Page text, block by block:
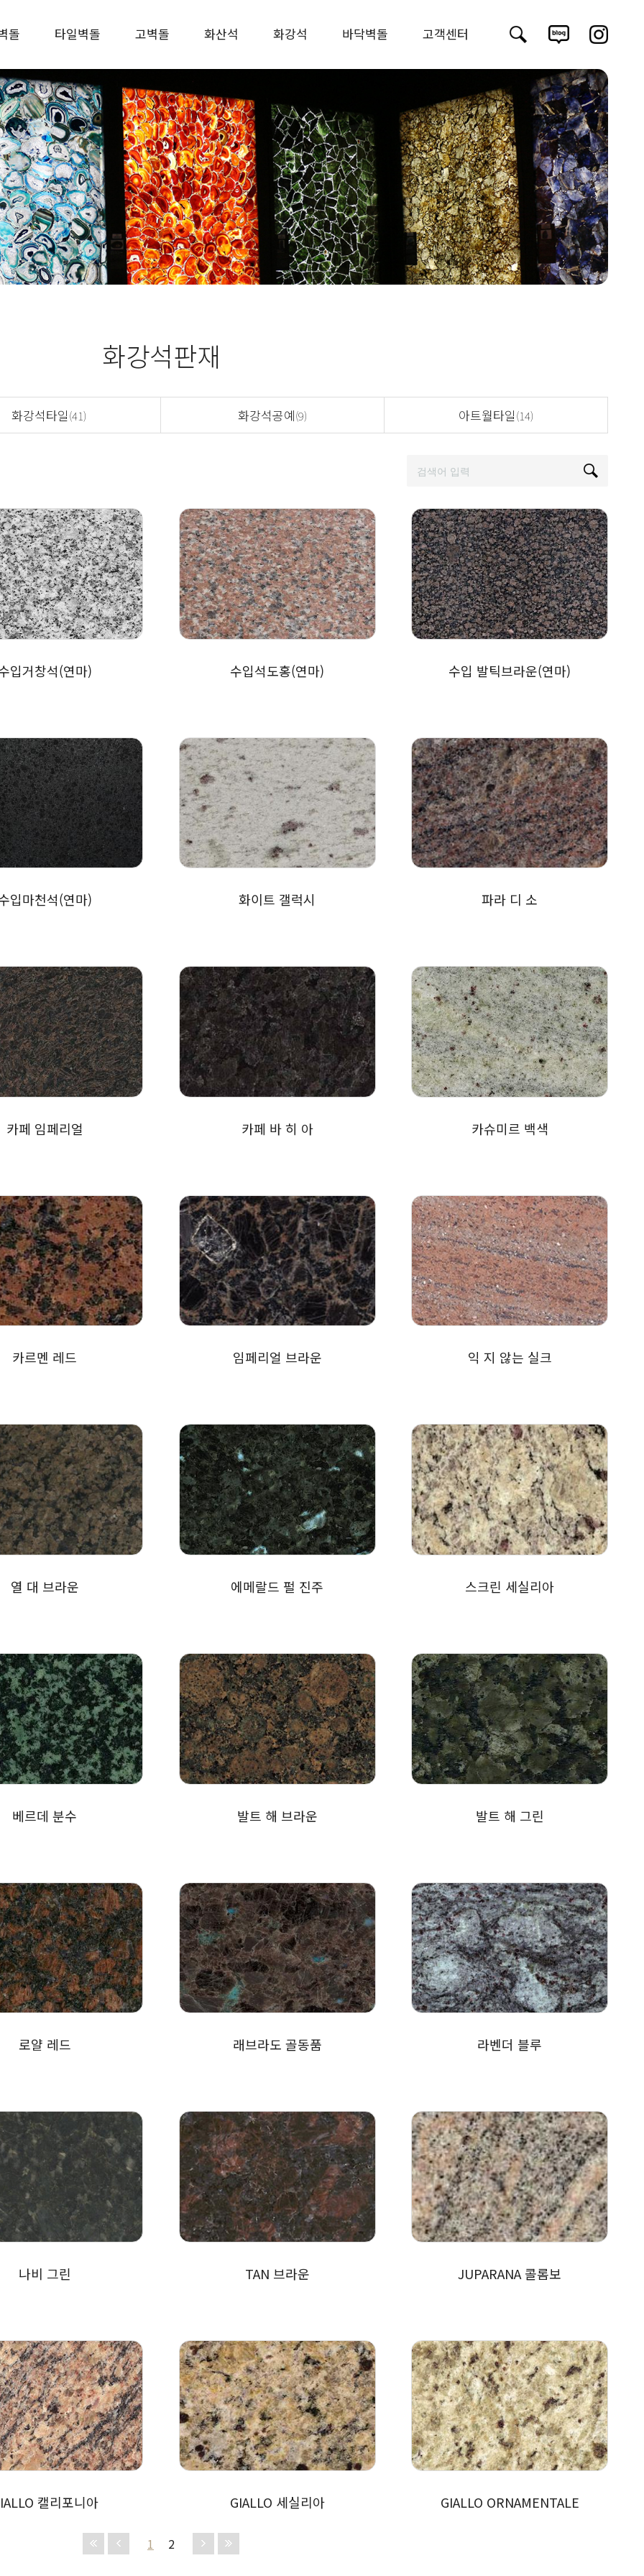
돌 타일벽돌 고벽돌 화산석 화강석 바닥벽돌 고객센터
화강석판재
화강석타일(41) 화강석공예(9) 아트월타일(14)
입거창석(연마) 수입석도홍(연마) 수입 발틱브라운(연마)
입마천석(연마) 화이트 갤럭시 파라 디 소
카페 임페리얼 카페 바 히 아 카슈미르 백색
카르멘 레드 임페리얼 브라운 익 지 않는 실크
열 대 브라운 에메랄드 펄 진주 스크린 세실리아
베르데 분수 발트 해 브라운 발트 해 그린
로얄 레드 래브라도 골동품 라벤더 블루
나비 그린 TAN 브라운 JUPARANA 콜롬보
캘리포니아 GIALLO 세실리아 GIALLO ORNAMENTALE
1 2